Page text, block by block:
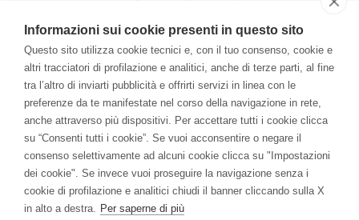
Continua A Leggere
Il Libro
Per una Economia della Consapevolezza: come la
meditazione ha cambiato me e l'azienda.
Informazioni sui cookie presenti in questo sito
Questo sito utilizza cookie tecnici e, con il tuo consenso, cookie e
altri tracciatori di profilazione e analitici, anche di terze parti, al fine
tra l’altro di inviarti pubblicità e offrirti servizi in linea con le
preferenze da te manifestate nel corso della navigazione in rete,
anche attraverso più dispositivi. Per accettare tutti i cookie clicca
su “Consenti tutti i cookie”. Se vuoi acconsentire o negare il
consenso selettivamente ad alcuni cookie clicca su "Impostazioni
dei cookie". Se invece vuoi proseguire la navigazione senza i
cookie di profilazione e analitici chiudi il banner cliccando sulla X
in alto a destra. Per saperne di più